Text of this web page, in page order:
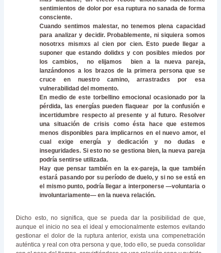
sentimientos de dolor por esa ruptura no sanada de forma
consciente.
Cuando sentimos malestar, no tenemos plena capacidad
para analizar y decidir. Probablemente, ni siquiera somos
nosotrxs mismxs al cien por cien. Esto puede llegar a
suponer que estando dolidxs y con posibles miedos por
los cambios, no elijamos bien a la nueva pareja,
lanzándonos a los brazos de la primera persona que se
cruce en nuestro camino, arrastradxs por esa
vulnerabilidad del momento.
En medio de este torbellino emocional ocasionado por la
pérdida, las energías pueden flaquear por la confusión e
incertidumbre respecto al presente y al futuro. Resolver
una situación de crisis como ésta hace que estemos
menos disponibles para implicarnos en el nuevo amor, el
cual exige energía y dedicación y no dudas e
inseguridades. Si esto no se gestiona bien, la nueva pareja
podría sentirse utilizada.
Hay que pensar también en la ex-pareja, la que también
estará pasando por su período de duelo, y si no se está en
el mismo punto, podría llegar a interponerse —voluntaria o
involuntariamente— en la nueva relación.
Dicho esto, no significa, que se pueda dar la posibilidad de que,
aunque el inicio no sea el ideal y emocionalmente estemos evitando
gestionar el dolor de la ruptura anterior, exista una compenetración
auténtica y real con otra persona y que, todo ello, se pueda consolidar